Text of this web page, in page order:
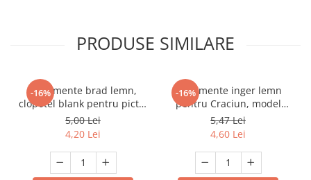
PRODUSE SIMILARE
-16%
Ornamente brad lemn,
clopotel blank pentru pictat
12 cm
5,00 Lei
4,20 Lei
-16%
Ornamente inger lemn
pentru Craciun, model
blank 16 cm
5,47 Lei
4,60 Lei